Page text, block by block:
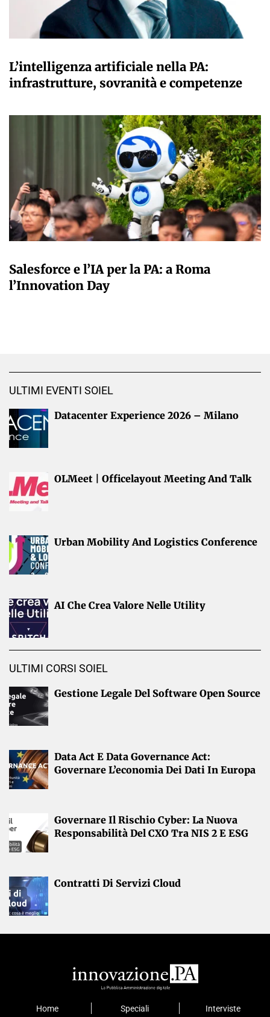
L’intelligenza artificiale nella PA:
infrastrutture, sovranità e competenze
Salesforce e l’IA per la PA: a Roma
l’Innovation Day
ULTIMI EVENTI SOIEL
Datacenter Experience 2026 – Milano
OLMeet | Officelayout Meeting And Talk
Urban Mobility And Logistics Conference
AI Che Crea Valore Nelle Utility
ULTIMI CORSI SOIEL
Gestione Legale Del Software Open Source
Data Act E Data Governance Act:
Governare L’economia Dei Dati In Europa
Governare Il Rischio Cyber: La Nuova
Responsabilità Del CXO Tra NIS 2 E ESG
Contratti Di Servizi Cloud
Home Speciali Interviste